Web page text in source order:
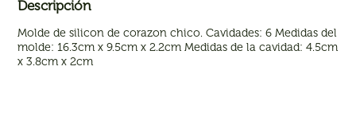
Descripción
Molde de silicon de corazon chico. Cavidades: 6 Medidas del
molde: 16.3cm x 9.5cm x 2.2cm Medidas de la cavidad: 4.5cm
x 3.8cm x 2cm